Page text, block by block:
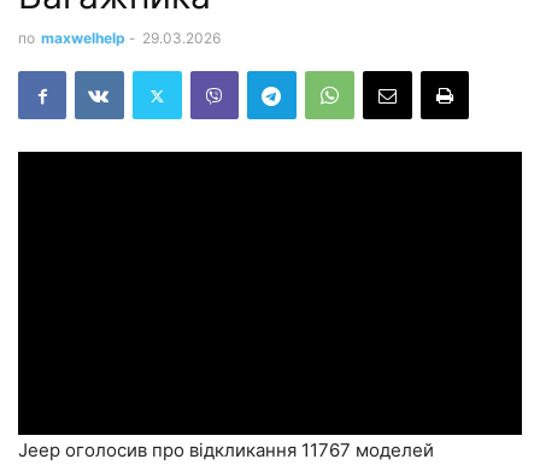
по maxwelhelp - 29.03.2026
Jeep оголосив про відкликання 11767 моделей